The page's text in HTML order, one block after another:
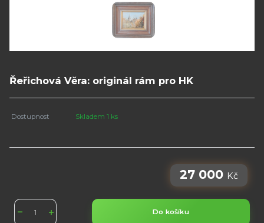
Řeřichová Věra: originál rám pro HK
Dostupnost Skladem 1 ks
27 000 Kč
Do košíku